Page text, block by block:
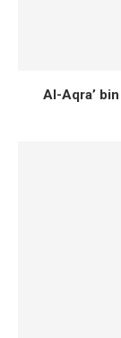
Al-Aqra’